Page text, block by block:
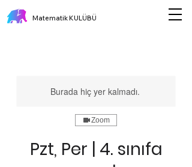
Matematik KULÜBÜ
Burada hiç yer kalmadı.
Zoom
Pzt, Per | 4. sınıfa